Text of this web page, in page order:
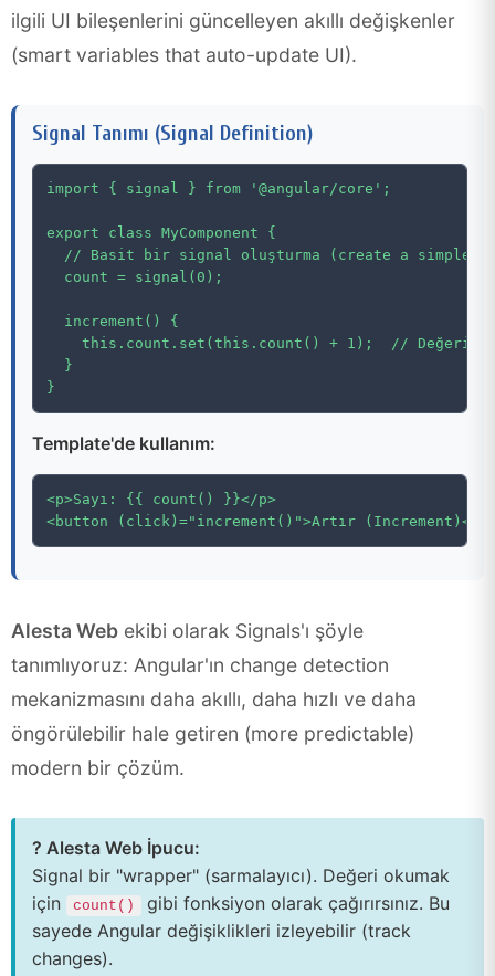
ilgili UI bileşenlerini güncelleyen akıllı değişkenler
(smart variables that auto-update UI).
Signal Tanımı (Signal Definition)
import { signal } from '@angular/core';
export class MyComponent {
// Basit bir signal oluşturma (create a simple
  count = signal(0);
  increment() {
this.count.set(this.count() + 1);  // Değeri
  }
}
Template'de kullanım:
<p>Sayı: {{ count() }}</p>
<button (click)="increment()">Artır (Increment)</
Alesta Web ekibi olarak Signals'ı şöyle
tanımlıyoruz: Angular'ın change detection
mekanizmasını daha akıllı, daha hızlı ve daha
öngörülebilir hale getiren (more predictable)
modern bir çözüm.
? Alesta Web İpucu:
Signal bir "wrapper" (sarmalayıcı). Değeri okumak
için
count()
gibi fonksiyon olarak çağırırsınız. Bu
sayede Angular değişiklikleri izleyebilir (track
changes).